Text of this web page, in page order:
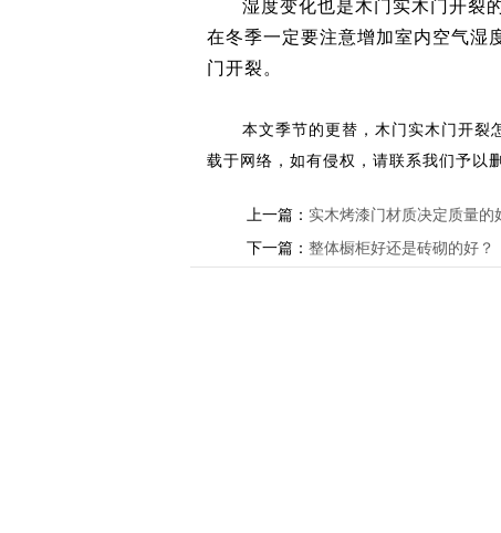
湿度变化也是木门实木门开裂
在冬季一定要注意增加室内空气湿
门开裂。
本文季节的更替，木门实木门开裂
载于网络，如有侵权，请联系我们予以
上一篇： 实木烤漆门材质决定质量的
下一篇： 整体橱柜好还是砖砌的好？